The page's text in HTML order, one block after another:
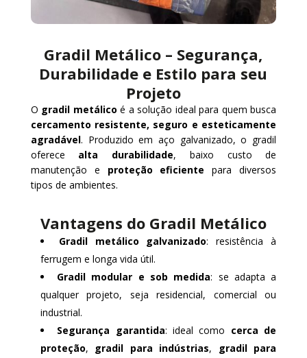
Gradil Metálico – Segurança,
Durabilidade e Estilo para seu
Projeto
O gradil metálico é a solução ideal para quem busca
cercamento resistente, seguro e esteticamente
agradável. Produzido em aço galvanizado, o gradil
oferece alta durabilidade, baixo custo de
manutenção e proteção eficiente para diversos
tipos de ambientes.
Vantagens do Gradil Metálico
Gradil metálico galvanizado: resistência à
ferrugem e longa vida útil.
Gradil modular e sob medida: se adapta a
qualquer projeto, seja residencial, comercial ou
industrial.
Segurança garantida: ideal como cerca de
proteção, gradil para indústrias, gradil para